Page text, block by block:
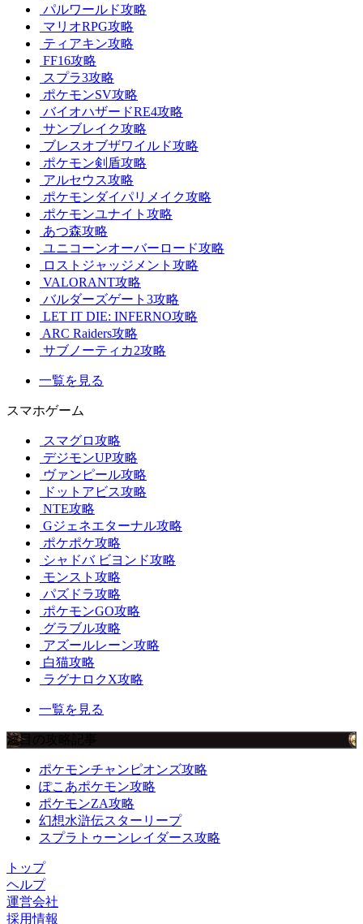
パルワールド攻略
マリオRPG攻略
ティアキン攻略
FF16攻略
スプラ3攻略
ポケモンSV攻略
バイオハザードRE4攻略
サンブレイク攻略
ブレスオブザワイルド攻略
ポケモン剣盾攻略
アルセウス攻略
ポケモンダイパリメイク攻略
ポケモンユナイト攻略
あつ森攻略
ユニコーンオーバーロード攻略
ロストジャッジメント攻略
VALORANT攻略
バルダーズゲート3攻略
LET IT DIE: INFERNO攻略
ARC Raiders攻略
サブノーティカ2攻略
一覧を見る
スマホゲーム
スマグロ攻略
デジモンUP攻略
ヴァンピール攻略
ドットアビス攻略
NTE攻略
Gジェネエターナル攻略
ポケポケ攻略
シャドバ ビヨンド攻略
モンスト攻略
パズドラ攻略
ポケモンGO攻略
グラブル攻略
アズールレーン攻略
白猫攻略
ラグナロクX攻略
一覧を見る
注目の攻略記事
ポケモンチャンピオンズ攻略
ぽこあポケモン攻略
ポケモンZA攻略
幻想水滸伝スターリープ
スプラトゥーンレイダース攻略
トップ
ヘルプ
運営会社
採用情報